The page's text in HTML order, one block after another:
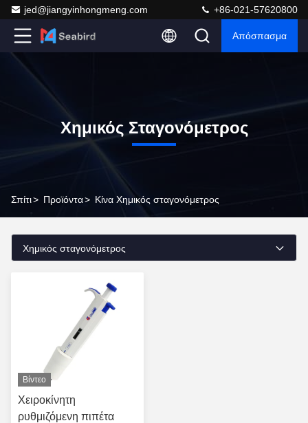
jed@jiangyinhongmeng.com +86-021-57620800
Απόσπασμα
Χημικός Σταγονόμετρος
Σπίτι> Προϊόντα> Κίνα Χημικός σταγονόμετρος
Χημικός σταγονόμετρος
Βίντεο
Χειροκίνητη
ρυθμιζόμενη πιπέτα